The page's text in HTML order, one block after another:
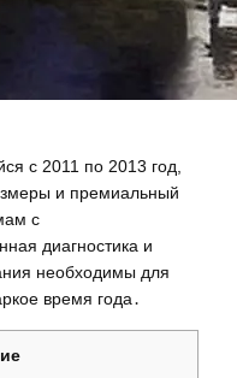
с 2011 по 2013 год,
и премиальный
с
диагностика и
необходимы для
время года․